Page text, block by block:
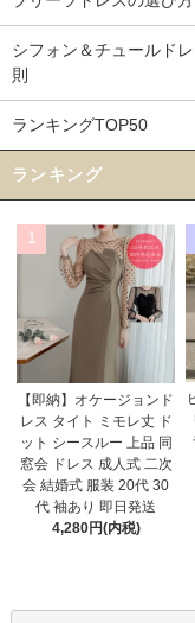
シフォン＆チュールド
則
ランキングTOP50
ランキング
1
【即納】オケージョンド
レス タイト ミモレ丈 ド
ット シースルー 上品 同
窓会 ドレス 成人式 二次
会 結婚式 服装 20代 30
代 袖あり 即日発送
4,280円(内税)